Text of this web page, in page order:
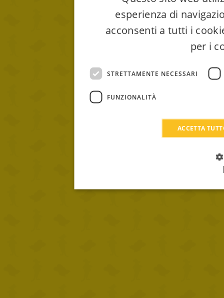
esperienza di
acconsenti a tutti i
per i
STRETTAMENTE NECESSARI
FUNZIONALITÀ
ACCETTA